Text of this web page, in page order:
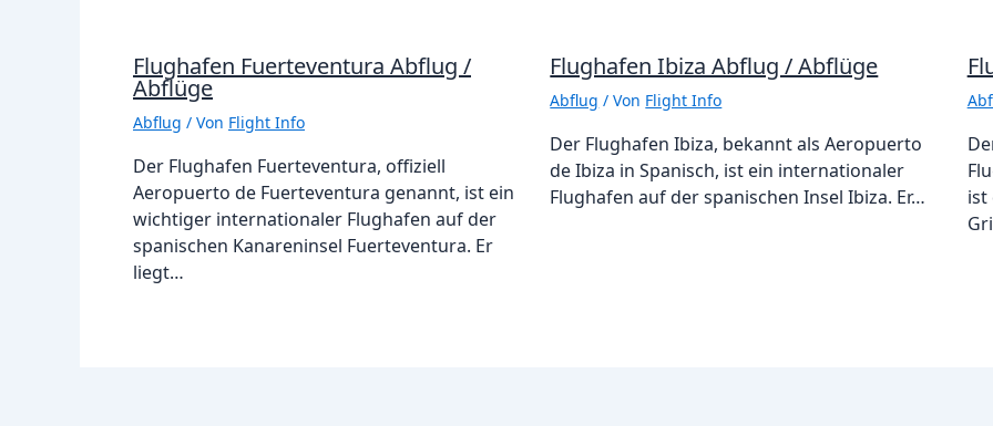
Flughafen Fuerteventura Abflug /
Abflüge
Abflug / Von Flight Info
Der Flughafen Fuerteventura, offiziell
Aeropuerto de Fuerteventura genannt, ist ein
wichtiger internationaler Flughafen auf der
spanischen Kanareninsel Fuerteventura. Er
liegt…
Flughafen Ibiza Abflug / Abflüge
Abflug / Von Flight Info
Der Flughafen Ibiza, bekannt als Aeropuerto
de Ibiza in Spanisch, ist ein internationaler
Flughafen auf der spanischen Insel Ibiza. Er…
ist